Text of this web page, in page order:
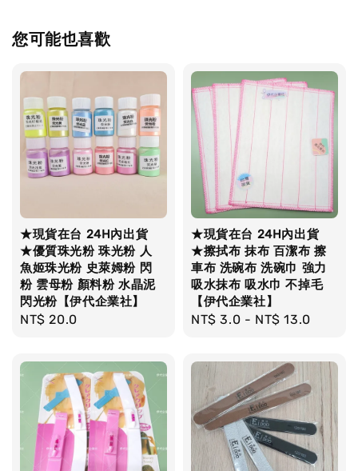
您可能也喜歡
★現貨在台 24H內出貨
★優質珠光粉 珠光粉 人
魚姬珠光粉 史萊姆粉 閃
粉 雲母粉 顏料粉 水晶泥
閃光粉【伊代企業社】
Regular
NT$ 20.0
★現貨在台 24H內出貨
★擦拭布 抹布 百潔布 擦
車布 洗碗布 洗碗巾 強力
吸水抹布 吸水巾 不掉毛
【伊代企業社】
Regular
NT$ 3.0 - NT$ 13.0